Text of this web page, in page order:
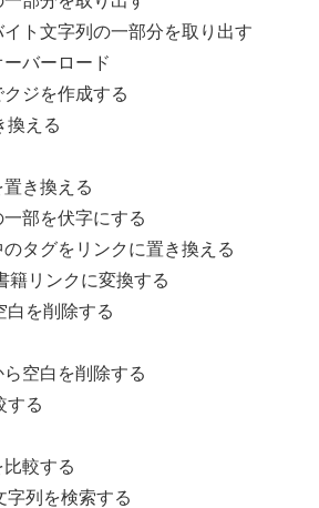
文字列の一部分を取り出す
バーロード
を作成する
える
き換える
を伏字にする
グをリンクに置き換える
リンクに変換する
を削除する
白を削除する
る
較する
列を検索する